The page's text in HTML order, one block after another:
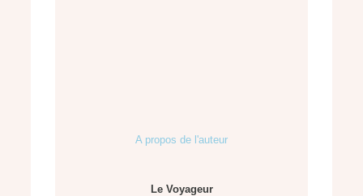
A propos de l'auteur
Le Voyageur